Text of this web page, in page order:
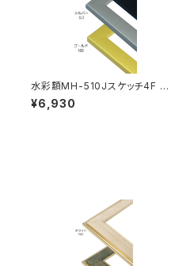
水彩額MH-510Jスケッチ4F 3
52×443ミリ
¥6,930